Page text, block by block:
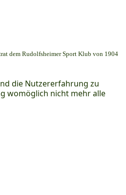
die Nutzererfahrung zu
womöglich nicht mehr alle
dem Rudolfsheimer Sport Klub von 1904